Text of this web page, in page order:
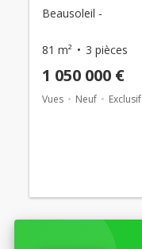
Beausoleil -
81 m² 3 pièces
1 050 000 €
Vues Neuf Exclusif